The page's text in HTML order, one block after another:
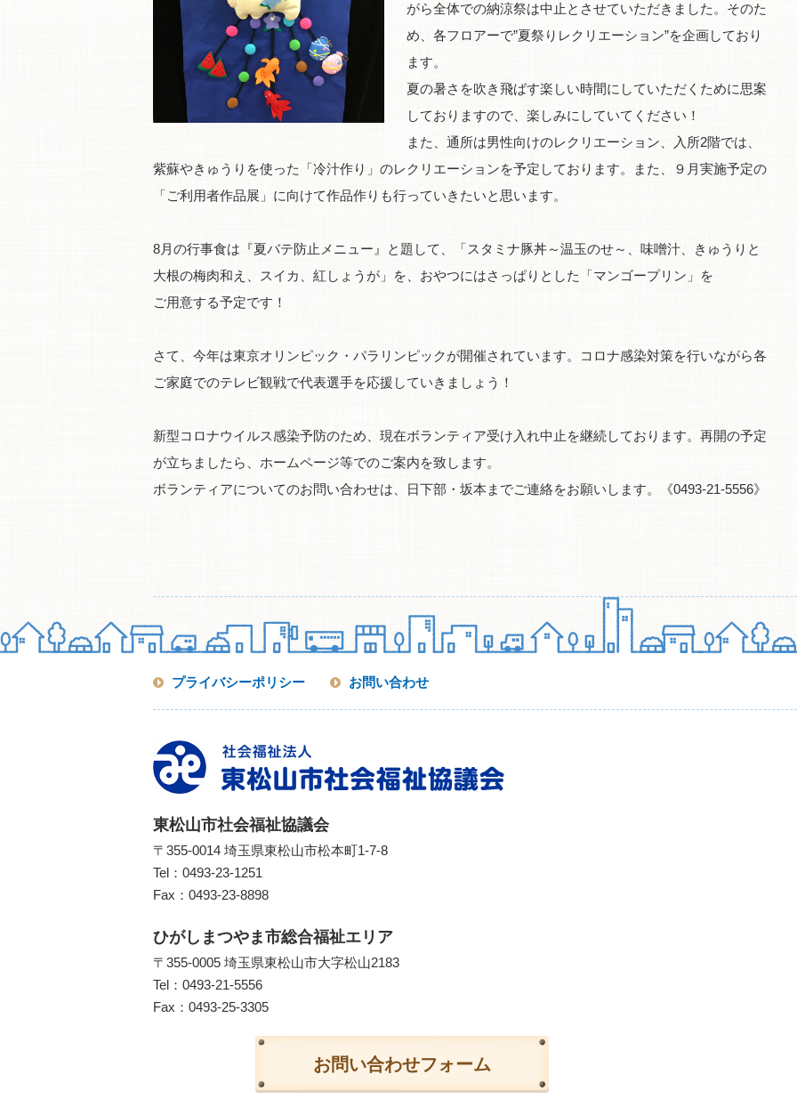
がら全体での納涼祭は中止とさせていただきました。そのた
め、各フロアーで”夏祭りレクリエーション”を企画しており
ます。
夏の暑さを吹き飛ばす楽しい時間にしていただくために思案
しておりますので、楽しみにしていてください！
また、通所は男性向けのレクリエーション、入所2階では、
紫蘇やきゅうりを使った「冷汁作り」のレクリエーションを予定しております。また、９月実施予定の
「ご利用者作品展」に向けて作品作りも行っていきたいと思います。
8月の行事食は『夏バテ防止メニュー』と題して、「スタミナ豚丼～温玉のせ～、味噌汁、きゅうりと
大根の梅肉和え、スイカ、紅しょうが」を、おやつにはさっぱりとした「マンゴープリン」を
ご用意する予定です！
さて、今年は東京オリンピック・パラリンピックが開催されています。コロナ感染対策を行いながら各
ご家庭でのテレビ観戦で代表選手を応援していきましょう！
新型コロナウイルス感染予防のため、現在ボランティア受け入れ中止を継続しております。再開の予定
が立ちましたら、ホームページ等でのご案内を致します。
ボランティアについてのお問い合わせは、日下部・坂本までご連絡をお願いします。《0493-21-5556》
プライバシーポリシー お問い合わせ
東松山市社会福祉協議会
〒355-0014 埼玉県東松山市松本町1-7-8
Tel： 0493-23-1251
Fax：0493-23-8898
ひがしまつやま市総合福祉エリア
〒355-0005 埼玉県東松山市大字松山2183
Tel： 0493-21-5556
Fax：0493-25-3305
お問い合わせフォーム